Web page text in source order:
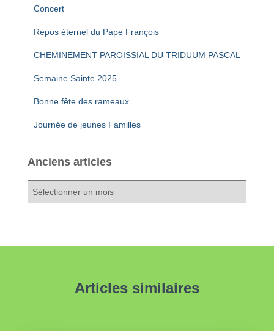
Concert
Repos éternel du Pape François
CHEMINEMENT PAROISSIAL DU TRIDUUM PASCAL
Semaine Sainte 2025
Bonne fête des rameaux.
Journée de jeunes Familles
Anciens articles
Articles similaires